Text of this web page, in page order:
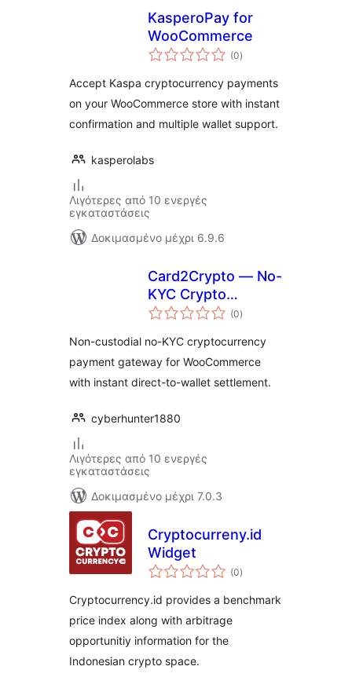
KasperoPay for
WooCommerce
(0αξιολογήσεις
σύνολο
)
Accept Kaspa cryptocurrency payments
on your WooCommerce store with instant
confirmation and multiple wallet support.
kasperolabs
Λιγότερες από 10 ενεργές
εγκαταστάσεις
Δοκιμασμένο μέχρι 6.9.6
Card2Crypto — No-
KYC Crypto
Payment Gateway
(0αξιολογήσεις
σύνολο
)
Non-custodial no-KYC cryptocurrency
payment gateway for WooCommerce
with instant direct-to-wallet settlement.
cyberhunter1880
Λιγότερες από 10 ενεργές
εγκαταστάσεις
Δοκιμασμένο μέχρι 7.0.3
Cryptocurreny.id
Widget
(0αξιολογήσεις
σύνολο
)
Cryptocurrency.id provides a benchmark
price index along with arbitrage
opportunitiy information for the
Indonesian crypto space.